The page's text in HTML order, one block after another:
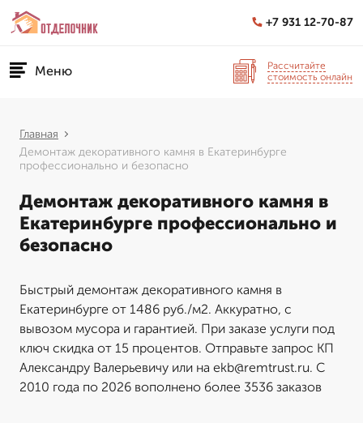
+7 931 12-70-87
Меню
Рассчитайте
стоимость онлайн
Главная
Демонтаж декоративного камня в Екатеринбурге
профессионально и безопасно
Демонтаж декоративного камня в
Екатеринбурге профессионально и
безопасно
Быстрый демонтаж декоративного камня в
Екатеринбурге от 1486 руб./м2. Аккуратно, с
вывозом мусора и гарантией. При заказе услуги под
ключ скидка от 15 процентов. Отправьте запрос КП
Александру Валерьевичу или на ekb@remtrust.ru. С
2010 года по 2026 вополнено более 3536 заказов